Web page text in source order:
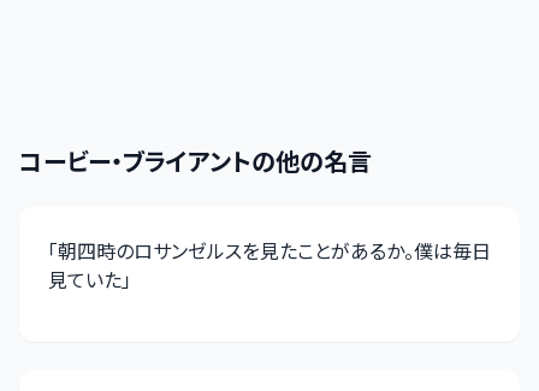
コービー・ブライアントの他の名言
「朝四時のロサンゼルスを見たことがあるか。僕は毎日
見ていた」